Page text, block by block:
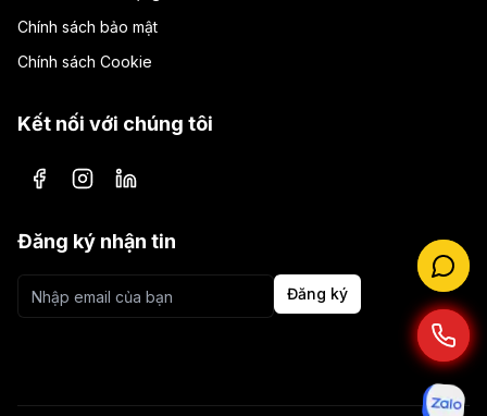
Chính sách bảo mật
Chính sách Cookie
Kết nối với chúng tôi
Facebook
InstagramLinkedIn
Đăng ký nhận tin
Đăng ký